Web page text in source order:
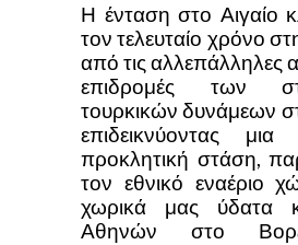
Η ένταση στο Αιγαίο
τον τελευταίο χρόνο
από τις αλλεπάλληλες
επιδρομές των
τουρκικών δυνάμεων
επιδεικνύοντας μια
προκλητική στάση,
τον εθνικό εναέριο
χωρικά μας ύδατα
Αθηνών στο